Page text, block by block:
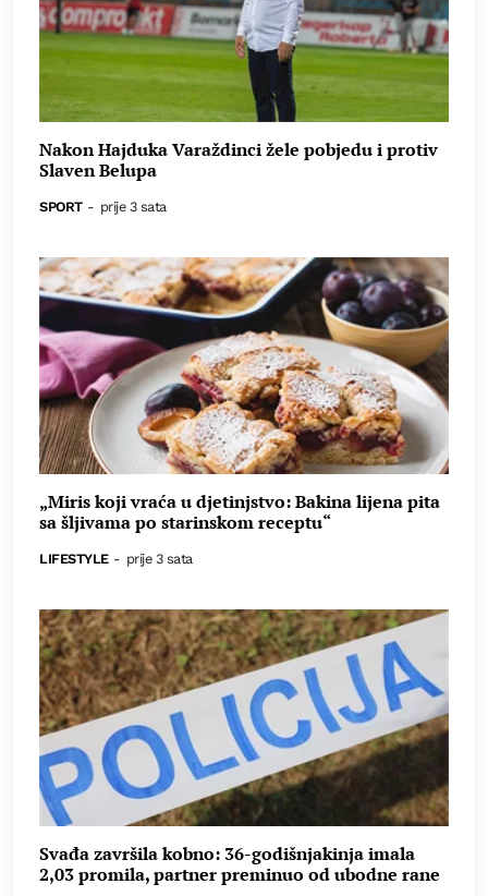
Nakon Hajduka Varaždinci žele pobjedu i protiv
Slaven Belupa
SPORT - prije 3 sata
„Miris koji vraća u djetinjstvo: Bakina lijena pita
sa šljivama po starinskom receptu“
LIFESTYLE - prije 3 sata
Svađa završila kobno: 36-godišnjakinja imala
2,03 promila, partner preminuo od ubodne rane